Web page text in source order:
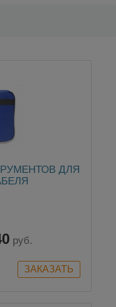
ДЛЯ
руб.